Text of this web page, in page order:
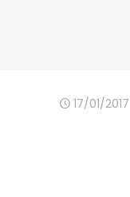
17/01/2017